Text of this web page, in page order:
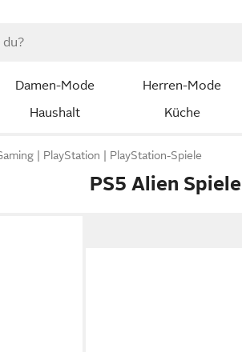
Damen-Mode Herren-Mode
Haushalt Küche
PlayStation PlayStation-Spiele
PS5 Alien Spiele